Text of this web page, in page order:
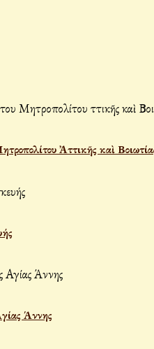
Ἀττικῆς καὶ
Άννης